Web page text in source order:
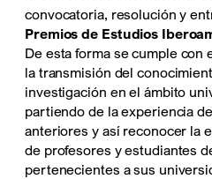
convocatoria, resolución y
Premios de Estudios
De esta forma se cumple
la transmisión del
investigación en el ámbito
partiendo de la experiencia
anteriores y así reconocer la
de profesores y estudiantes
pertenecientes a sus